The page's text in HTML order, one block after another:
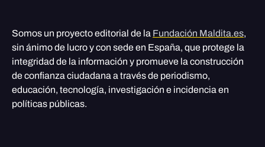
Somos un proyecto editorial de la Fundación Maldita.es,
sin ánimo de lucro y con sede en España, que protege la
integridad de la información y promueve la construcción
de confianza ciudadana a través de periodismo,
educación, tecnología, investigación e incidencia en
políticas públicas.